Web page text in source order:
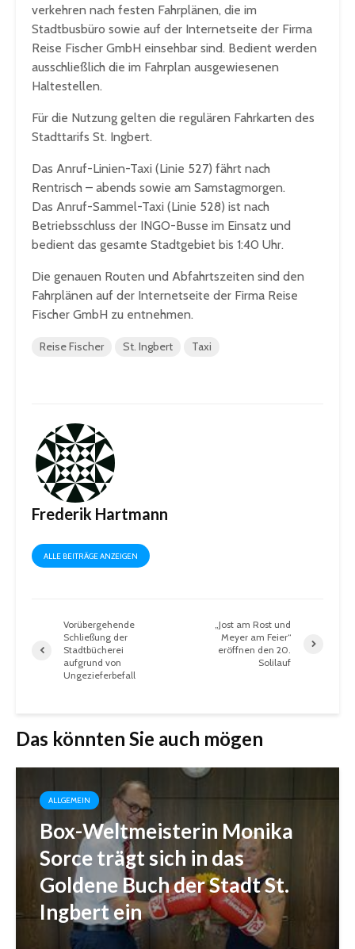
verkehren nach festen Fahrplänen, die im
Stadtbusbüro sowie auf der Internetseite der Firma
Reise Fischer GmbH einsehbar sind. Bedient werden
ausschließlich die im Fahrplan ausgewiesenen
Haltestellen.
Für die Nutzung gelten die regulären Fahrkarten des
Stadttarifs St. Ingbert.
Das Anruf-Linien-Taxi (Linie 527) fährt nach
Rentrisch – abends sowie am Samstagmorgen.
Das Anruf-Sammel-Taxi (Linie 528) ist nach
Betriebsschluss der INGO-Busse im Einsatz und
bedient das gesamte Stadtgebiet bis 1:40 Uhr.
Die genauen Routen und Abfahrtszeiten sind den
Fahrplänen auf der Internetseite der Firma Reise
Fischer GmbH zu entnehmen.
Reise Fischer St. Ingbert Taxi
Frederik Hartmann
ALLE BEITRÄGE ANZEIGEN
Vorübergehende
Schließung der
Stadtbücherei
aufgrund von
Ungezieferbefall
„Jost am Rost und
Meyer am Feier“
eröffnen den 20.
Solilauf
Das könnten Sie auch mögen
ALLGEMEIN
Box-Weltmeisterin Monika
Sorce trägt sich in das
Goldene Buch der Stadt St.
Ingbert ein